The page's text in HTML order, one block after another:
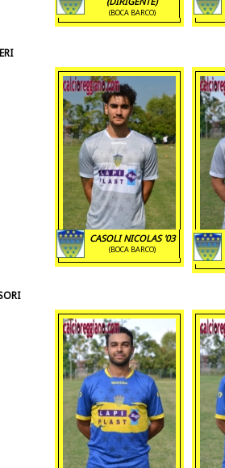
(BOCA BARCO)
CASOLI NICOLAS '03
(BOCA BARCO)